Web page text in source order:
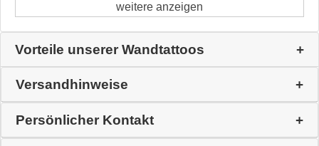
weitere anzeigen
Vorteile unserer Wandtattoos
Versandhinweise
Persönlicher Kontakt